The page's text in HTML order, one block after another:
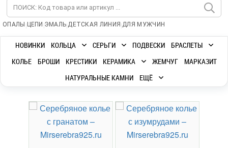
ОПАЛЫ | ЦЕПИ |ЭМАЛЬ|ДЕТСКАЯ ЛИНИЯ |ДЛЯ МУЖЧИН
НОВИНКИ КОЛЬЦА СЕРЬГИ ПОДВЕСКИ
БРАСЛЕТЫ
КОЛЬЕ
БРОШИ КРЕСТИКИ КЕРАМИКА ЖЕМЧУГ
МАРКАЗИТ
НАТУРАЛЬНЫЕ КАМНИ
ЕЩЁ